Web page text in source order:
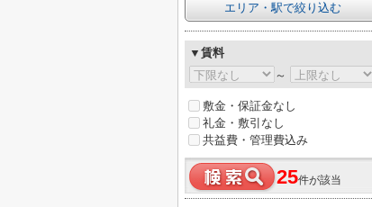
エリア・駅で絞り込む
▼賃料
～
敷金・保証金なし
礼金・敷引なし
共益費・管理費込み
25件が該当